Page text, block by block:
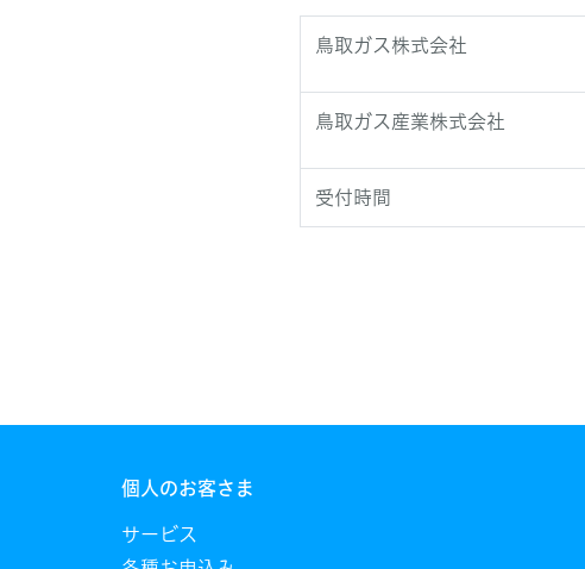
鳥取ガス株式会社
鳥取ガス産業株式会社
受付時間
個人のお客さま
サービス